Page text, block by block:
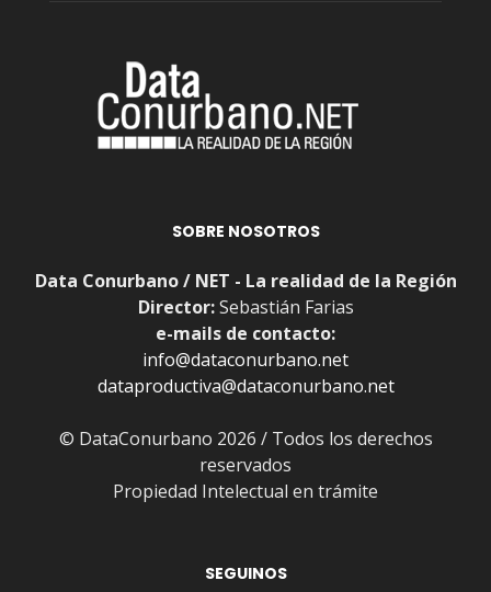
SOBRE NOSOTROS
Data Conurbano / NET - La realidad de la Región
Director:Sebastián Farias
e-mails de contacto:
info@dataconurbano.net
dataproductiva@dataconurbano.net
© DataConurbano 2026 / Todos los derechos
reservados
Propiedad Intelectual en trámite
SEGUINOS